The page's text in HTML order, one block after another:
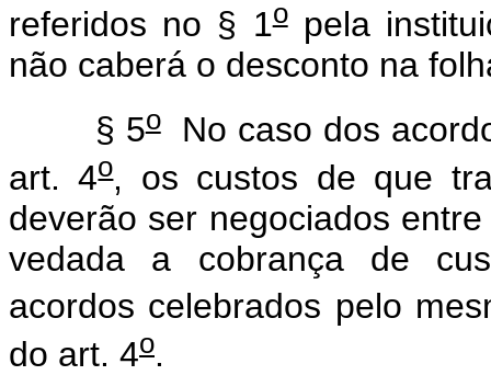
referidos no § 1opela
não caberá o desconto na
§ 5oNo caso dos
art. 4o, os custos de que
deverão ser negociados
vedada a cobrança de
acordos celebrados pelo
do art. 4o.